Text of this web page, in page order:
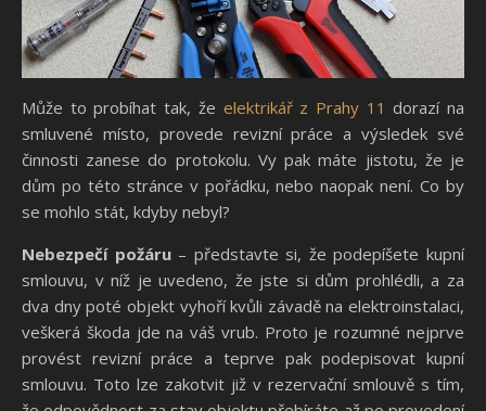
Může to probíhat tak, že elektrikář z Prahy 11 dorazí na
smluvené místo, provede revizní práce a výsledek své
činnosti zanese do protokolu. Vy pak máte jistotu, že je
dům po této stránce v pořádku, nebo naopak není. Co by
se mohlo stát, kdyby nebyl?
Nebezpečí požáru– představte si, že podepíšete kupní
smlouvu, v níž je uvedeno, že jste si dům prohlédli, a za
dva dny poté objekt vyhoří kvůli závadě na elektroinstalaci,
veškerá škoda jde na váš vrub. Proto je rozumné nejprve
provést revizní práce a teprve pak podepisovat kupní
smlouvu. Toto lze zakotvit již v rezervační smlouvě s tím,